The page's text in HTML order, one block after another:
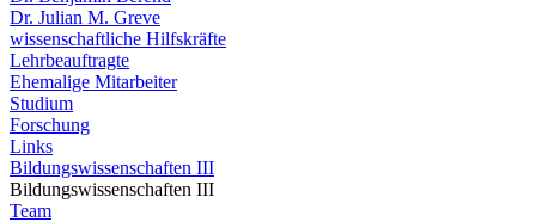
Dr. Julian M. Greve
wissenschaftliche Hilfskräfte
Lehrbeauftragte
Ehemalige Mitarbeiter
Studium
Forschung
Links
Bildungswissenschaften III
Bildungswissenschaften III
Team